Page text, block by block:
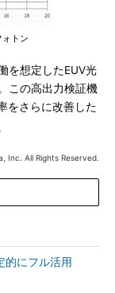
トン
を想定したEUV光
この高出力検証機
をさらに改善した
Inc. All Rights Reserved.
的にフル活用